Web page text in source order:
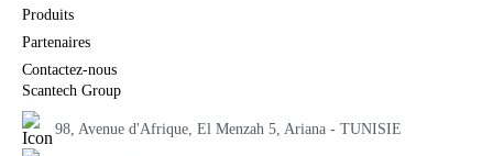
Produits
Partenaires
Contactez-nous
Scantech Group
98, Avenue d'Afrique, El Menzah 5, Ariana - TUNISIE